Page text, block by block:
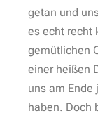
getan und
es echt recht
gemütlichen
einer heißen
uns am Ende
haben. Doch